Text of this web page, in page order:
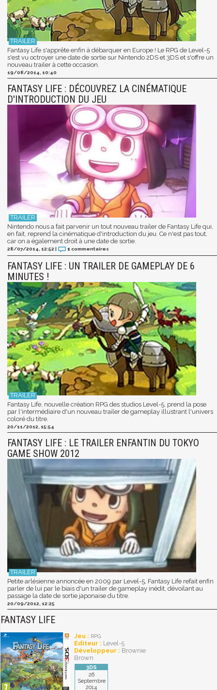
Fantasy Life s'apprête enfin à débarquer en Europe ! Le RPG de Level-5
s'est vu octroyer une date de sortie sur Nintendo 2DS et 3DS et s'offre un
nouveau trailer à cette occasion.
19/08/2014, 10:40
FANTASY LIFE : DÉCOUVREZ LA CINÉMATIQUE
D'INTRODUCTION DU JEU
Nintendo nous a fait parvenir un tout nouveau trailer de Fantasy Life qui,
en fait, reprend la cinématique d'introduction du jeu. Ce n'est pas tout,
car on a également droit à une date de sortie.
28/07/2014, 12:52 | 1 commentaires
FANTASY LIFE : UN TRAILER DE GAMEPLAY DE 6
MINUTES !
Fantasy Life, nouvelle création RPG des studios Level-5, prend la pose
par l'intermédiaire d'un nouveau trailer de gameplay illustrant l'univers
coloré du titre.
20/11/2012, 15:54
FANTASY LIFE : LE TRAILER ENFANTIN DU TOKYO
GAME SHOW 2012
Petite arlésienne annoncée en 2009 par Level-5, Fantasy Life refait enfin
parler de lui par le biais d'un trailer de gameplay inédit, dévoilant au
passage la date de sortie japonaise du titre.
20/09/2012, 12:25
FANTASY LIFE
Jeu : RPG
Editeur : Level-5
Développeur : Brownie
Brown
26
Septembre
2014